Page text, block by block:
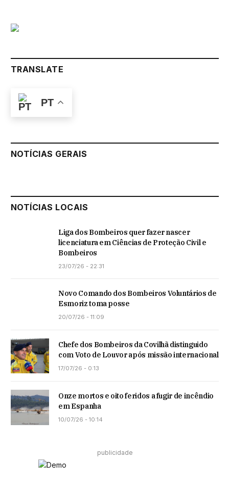
TRANSLATE
PT
NOTÍCIAS GERAIS
NOTÍCIAS LOCAIS
Liga dos Bombeiros quer fazer nascer
licenciatura em Ciências de Proteção Civil e
Bombeiros
23/07/26 - 22:31
Novo Comando dos Bombeiros Voluntários de
Esmoriz toma posse
20/07/26 - 11:09
Chefe dos Bombeiros da Covilhã distinguido
com Voto de Louvor após missão internacional
17/07/26 - 0:13
Onze mortos e oito feridos a fugir de incêndio
em Espanha
10/07/26 - 10:14
publicidade